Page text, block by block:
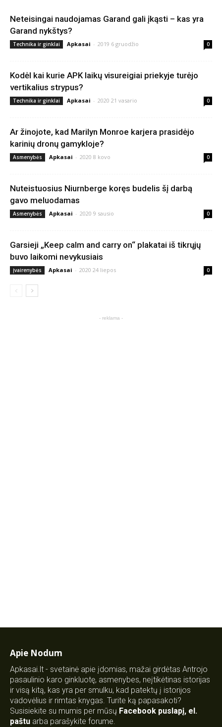
Neteisingai naudojamas Garand gali įkąsti – kas yra
Garand nykštys?
Technika ir ginklai Apkasai - 2019 6 gruodžio 0
Kodėl kai kurie APK laikų visureigiai priekyje turėjo
vertikalius strypus?
Technika ir ginklai Apkasai - 2020 21 vasario 0
Ar žinojote, kad Marilyn Monroe karjera prasidėjo
karinių dronų gamykloje?
Asmenybės Apkasai - 2020 8 kovo 0
Nuteistuosius Niurnberge koręs budelis šį darbą
gavo meluodamas
Asmenybės Apkasai - 2020 9 sausio 0
Garsieji „Keep calm and carry on“ plakatai iš tikrųjų
buvo laikomi nevykusiais
Įvairenybės Apkasai - 2020 24 liepos 0
- reklama -
Apie Nodum
Apkasai.lt - svetainė apie įdomias, mažai girdėtas Antrojo
pasaulinio karo ginkluotę, asmenybes, neįtikėtinas istorijas
ir visą kitą, kas yra per smulku, kad patektų į istorijos
vadovėlius ir rimtas knygas. Turite ką papasakoti?
Susisiekite su mumis per mūsų Facebook puslapį, el.
paštu arba parašykite forume.